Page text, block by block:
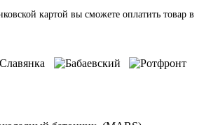
картой вы сможете оплатить товар в